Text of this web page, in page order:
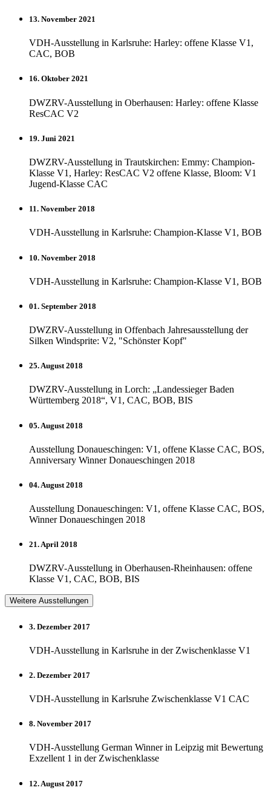
13. November 2021
VDH-Ausstellung in Karlsruhe: Harley: offene Klasse V1,
CAC, BOB
16. Oktober 2021
DWZRV-Ausstellung in Oberhausen: Harley: offene Klasse
ResCAC V2
19. Juni 2021
DWZRV-Ausstellung in Trautskirchen: Emmy: Champion-
Klasse V1, Harley: ResCAC V2 offene Klasse, Bloom: V1
Jugend-Klasse CAC
11. November 2018
VDH-Ausstellung in Karlsruhe: Champion-Klasse V1, BOB
10. November 2018
VDH-Ausstellung in Karlsruhe: Champion-Klasse V1, BOB
01. September 2018
DWZRV-Ausstellung in Offenbach Jahresausstellung der
Silken Windsprite: V2, "Schönster Kopf"
25. August 2018
DWZRV-Ausstellung in Lorch: „Landessieger Baden
Württemberg 2018“, V1, CAC, BOB, BIS
05. August 2018
Ausstellung Donaueschingen: V1, offene Klasse CAC, BOS,
Anniversary Winner Donaueschingen 2018
04. August 2018
Ausstellung Donaueschingen: V1, offene Klasse CAC, BOS,
Winner Donaueschingen 2018
21. April 2018
DWZRV-Ausstellung in Oberhausen-Rheinhausen: offene
Klasse V1, CAC, BOB, BIS
Weitere Ausstellungen
3. Dezember 2017
VDH-Ausstellung in Karlsruhe in der Zwischenklasse V1
2. Dezember 2017
VDH-Ausstellung in Karlsruhe Zwischenklasse V1 CAC
8. November 2017
VDH-Ausstellung German Winner in Leipzig mit Bewertung
Exzellent 1 in der Zwischenklasse
12. August 2017